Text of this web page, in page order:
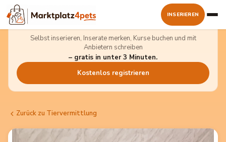
INSERIEREN
Selbst inserieren, Inserate merken, Kurse buchen und mit
Anbietern schreiben
– gratis in unter 3 Minuten.
Kostenlos registrieren
Zurück zu Tiervermittlung